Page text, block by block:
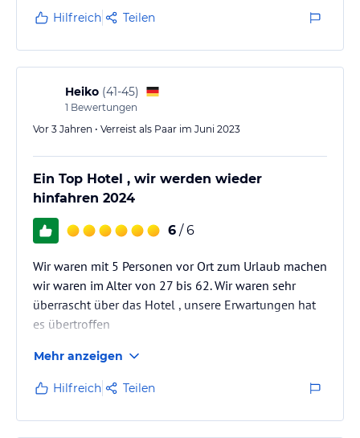
Hilfreich Teilen
Heiko (41-45)
1 Bewertungen
Vor 3 Jahren • Verreist als Paar im Juni 2023
Ein Top Hotel , wir werden wieder
hinfahren 2024
6 / 6
Wir waren mit 5 Personen vor Ort zum Urlaub machen
wir waren im Alter von 27 bis 62. Wir waren sehr
überrascht über das Hotel , unsere Erwartungen hat
es übertroffen
Mehr anzeigen
Hilfreich Teilen